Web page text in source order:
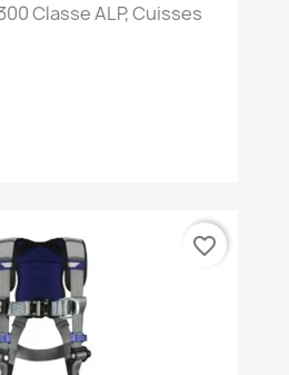
Classe ALP, Cuisses
favorite_border